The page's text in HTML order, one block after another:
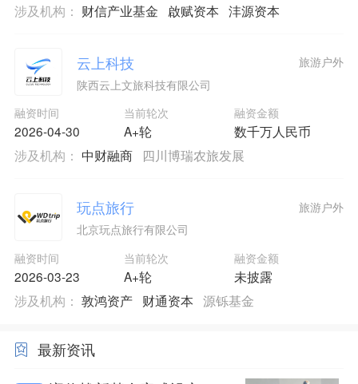
涉及机构： 财信产业基金 啟赋资本 沣源资本
云上科技
陕西云上文旅科技有限公司
融资时间
2026-04-30
当前轮次
A+轮
融资金额
数千万人民币
旅游户外
涉及机构： 中财融商 四川博瑞农旅发展
玩点旅行
北京玩点旅行有限公司
融资时间
2026-03-23
当前轮次
A+轮
融资金额
未披露
旅游户外
涉及机构： 敦鸿资产 财通资本 源铄基金
最新资讯